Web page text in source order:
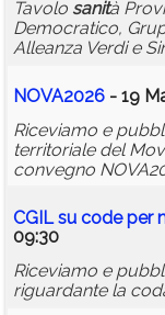
Tavolo sanità
Democratico,
Alleanza Verdi e
NOVA2026 - 19
Riceviamo e
territoriale del
convegno
CGIL su code per
09:30
Riceviamo e
riguardante la